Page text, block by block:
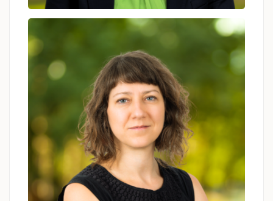
Agnieszka Basiaga
psycholog, psychoterapeutka